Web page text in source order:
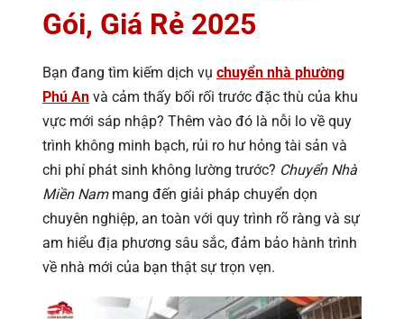
Gói, Giá Rẻ 2025
Bạn đang tìm kiếm dịch vụ chuyển nhà phường
Phú An và cảm thấy bối rối trước đặc thù của khu
vực mới sáp nhập? Thêm vào đó là nỗi lo về quy
trình không minh bạch, rủi ro hư hỏng tài sản và
chi phí phát sinh không lường trước? Chuyển Nhà
Miền Nammang đến giải pháp chuyển dọn
chuyên nghiệp, an toàn với quy trình rõ ràng và sự
am hiểu địa phương sâu sắc, đảm bảo hành trình
về nhà mới của bạn thật sự trọn vẹn.